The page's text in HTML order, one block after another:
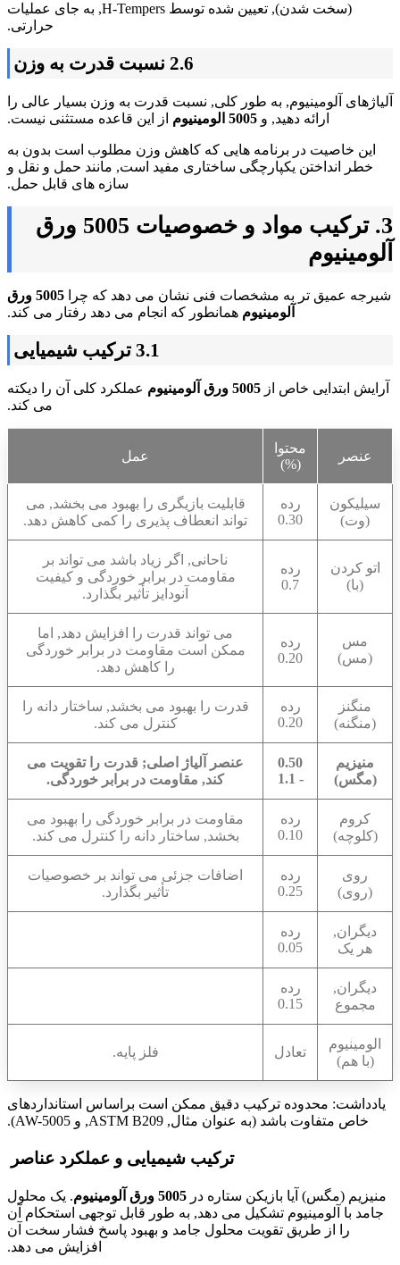
(سخت شدن), تعیین شده توسط H-Tempers, به جای عملیات
حرارتی.
2.6 نسبت قدرت به وزن
آلیاژهای آلومینیوم, به طور کلی, نسبت قدرت به وزن بسیار عالی را
ارائه دهید, و 5005 الومینیوم از این قاعده مستثنی نیست.
این خاصیت در برنامه هایی که کاهش وزن مطلوب است بدون به
خطر انداختن یکپارچگی ساختاری مفید است, مانند حمل و نقل و
سازه های قابل حمل.
3. ترکیب مواد و خصوصیات 5005 ورق
آلومینیوم
شیرجه عمیق تر به مشخصات فنی نشان می دهد که چرا
5005 ورق
آلومینیوم همانطور که انجام می دهد رفتار می کند.
3.1 ترکیب شیمیایی
آرایش ابتدایی خاص از 5005 ورق آلومینیوم
عملکرد کلی آن را دیکته
می کند.
عنصر
محتوا
(%)
عمل
سیلیکون
(وت)
رده
0.30
قابلیت بازیگری را بهبود می بخشد, می
تواند انعطاف پذیری را کمی کاهش دهد.
اتو کردن
(با)
رده
0.7
ناحانی, اگر زیاد باشد می تواند بر
مقاومت در برابر خوردگی و کیفیت
آنودایز تأثیر بگذارد.
مس
(مس)
رده
0.20
می تواند قدرت را افزایش دهد, اما
ممکن است مقاومت در برابر خوردگی
را کاهش دهد.
منگنز
(منگنه)
رده
0.20
قدرت را بهبود می بخشد, ساختار دانه را
کنترل می کند.
منیزیم
(مگس)
0.50
- 1.1
عنصر آلیاژ اصلی; قدرت را تقویت می
کند, مقاومت در برابر خوردگی.
کروم
(کلوچه)
رده
0.10
مقاومت در برابر خوردگی را بهبود می
بخشد, ساختار دانه را کنترل می کند.
روی
(روی)
رده
0.25
اضافات جزئی می تواند بر خصوصیات
تأثیر بگذارد.
دیگران,
هر یک
رده
0.05
دیگران,
مجموع
رده
0.15
الومینیوم
(با هم)
تعادل فلز پایه.
یادداشت: محدوده ترکیب دقیق ممکن است براساس استانداردهای
خاص متفاوت باشد (به عنوان مثال, ASTM B209, و AW-5005).
ترکیب شیمیایی و عملکرد عناصر
منیزیم (مگس) آیا بازیکن ستاره در 5005 ورق آلومینیوم
. یک محلول
جامد با آلومینیوم تشکیل می دهد, به طور قابل توجهی استحکام آن
را از طریق تقویت محلول جامد و بهبود پاسخ فشار سخت آن
افزایش می دهد.